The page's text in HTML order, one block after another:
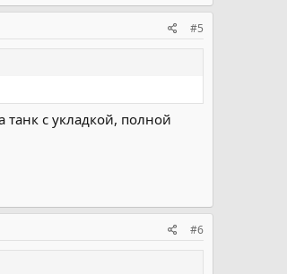
#5
танк с укладкой, полной
#6